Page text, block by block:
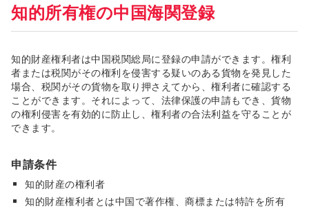
知的所有権の中国海関登録
知的財産権利者は中国税関総局に登録の申請ができます。権利
者または税関がその権利を侵害する疑いのある貨物を発見した
場合、税関がその貨物を取り押さえてから、権利者に確認する
ことができます。それによって、法律保護の申請もでき、貨物
の権利侵害を有効的に防止し、権利者の合法利益を守ることが
できます。
申請条件
知的財産の権利者
知的財産権利者とは中国で著作権、商標または特許を所有